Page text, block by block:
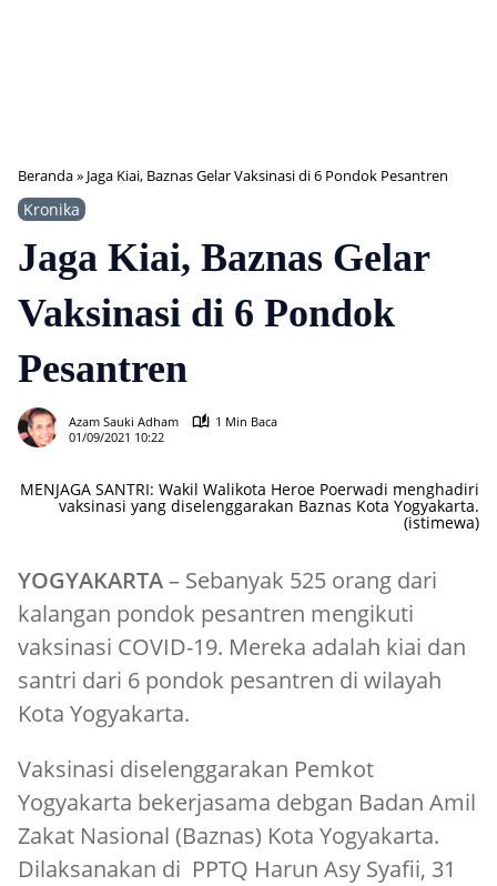
Beranda» Jaga Kiai, Baznas Gelar Vaksinasi di 6 Pondok Pesantren
Kronika
Jaga Kiai, Baznas Gelar
Vaksinasi di 6 Pondok
Pesantren
Azam Sauki Adham
1 Min Baca
01/09/2021 10:22
MENJAGA SANTRI: Wakil Walikota Heroe Poerwadi menghadiri
vaksinasi yang diselenggarakan Baznas Kota Yogyakarta.
(istimewa)
YOGYAKARTA– Sebanyak 525 orang dari
kalangan pondok pesantren mengikuti
vaksinasi COVID-19. Mereka adalah kiai dan
santri dari 6 pondok pesantren di wilayah
Kota Yogyakarta.
Vaksinasi diselenggarakan Pemkot
Yogyakarta bekerjasama debgan Badan Amil
Zakat Nasional (Baznas) Kota Yogyakarta.
Dilaksanakan di PPTQ Harun Asy Syafii, 31